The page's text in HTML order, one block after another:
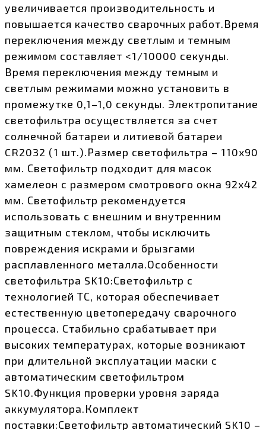
увеличивается производительность и
повышается качество сварочных работ.Время
переключения между светлым и темным
режимом составляет <1/10000 секунды.
Время переключения между темным и
светлым режимами можно установить в
промежутке 0,1–1,0 секунды. Электропитание
светофильтра осуществляется за счет
солнечной батареи и литиевой батареи
CR2032 (1 шт.).Размер светофильтра – 110х90
мм. Светофильтр подходит для масок
хамелеон с размером смотрового окна 92х42
мм. Светофильтр рекомендуется
использовать с внешним и внутренним
защитным стеклом, чтобы исключить
повреждения искрами и брызгами
расплавленного металла.Особенности
светофильтра SK10:Светофильтр с
технологией ТС, которая обеспечивает
естественную цветопередачу сварочного
процесса. Стабильно срабатывает при
высоких температурах, которые возникают
при длительной эксплуатации маски с
автоматическим светофильтром
SK10.Функция проверки уровня заряда
аккумулятора.Комплект
поставки:Светофильтр автоматический SK10 –